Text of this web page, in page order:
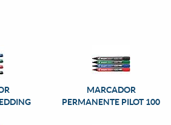
MARCADOR
PERMANENTE PILOT 100